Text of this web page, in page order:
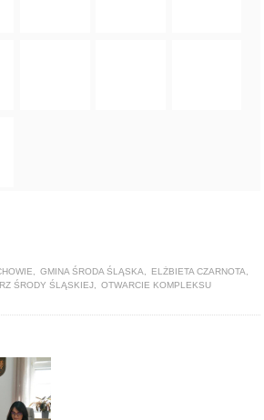
GMINA ŚRODA ŚLĄSKA ELŻBIETA CZARNOTA
ŚRODY ŚLĄSKIEJ
OTWARCIE KOMPLEKSU